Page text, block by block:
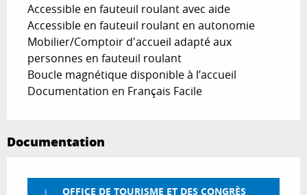
Accessible en fauteuil roulant avec aide
Accessible en fauteuil roulant en autonomie
Mobilier/Comptoir d'accueil adapté aux
personnes en fauteuil roulant
Boucle magnétique disponible à l’accueil
Documentation en Français Facile
Documentation
OFFICE DE TOURISME ET DES CONGRÈS